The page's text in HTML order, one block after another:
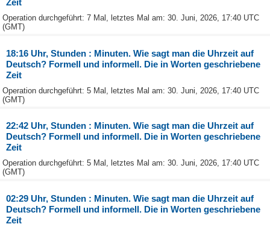
Zeit
Operation durchgeführt: 7 Mal, letztes Mal am: 30. Juni, 2026, 17:40 UTC
(GMT)
18:16 Uhr, Stunden : Minuten. Wie sagt man die Uhrzeit auf
Deutsch? Formell und informell. Die in Worten geschriebene
Zeit
Operation durchgeführt: 5 Mal, letztes Mal am: 30. Juni, 2026, 17:40 UTC
(GMT)
22:42 Uhr, Stunden : Minuten. Wie sagt man die Uhrzeit auf
Deutsch? Formell und informell. Die in Worten geschriebene
Zeit
Operation durchgeführt: 5 Mal, letztes Mal am: 30. Juni, 2026, 17:40 UTC
(GMT)
02:29 Uhr, Stunden : Minuten. Wie sagt man die Uhrzeit auf
Deutsch? Formell und informell. Die in Worten geschriebene
Zeit